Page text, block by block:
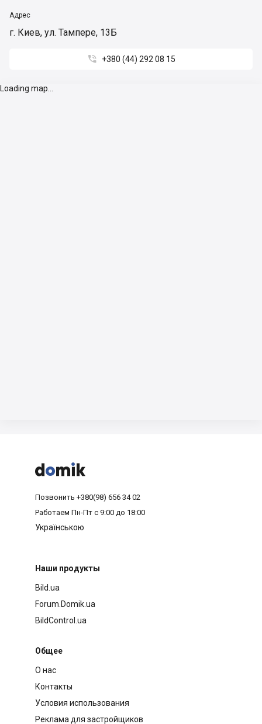
Адрес
г. Киев, ул. Тампере, 13Б
 +380 (44) 292 08 15
Loading map...



Позвонить +380(98) 656 34 02
Работаем Пн-Пт с 9:00 до 18:00
Українською
Наши продукты
Bild.ua
Forum.Domik.ua
BildControl.ua
Общее
О нас
Контакты
Условия использования
Реклама для застройщиков